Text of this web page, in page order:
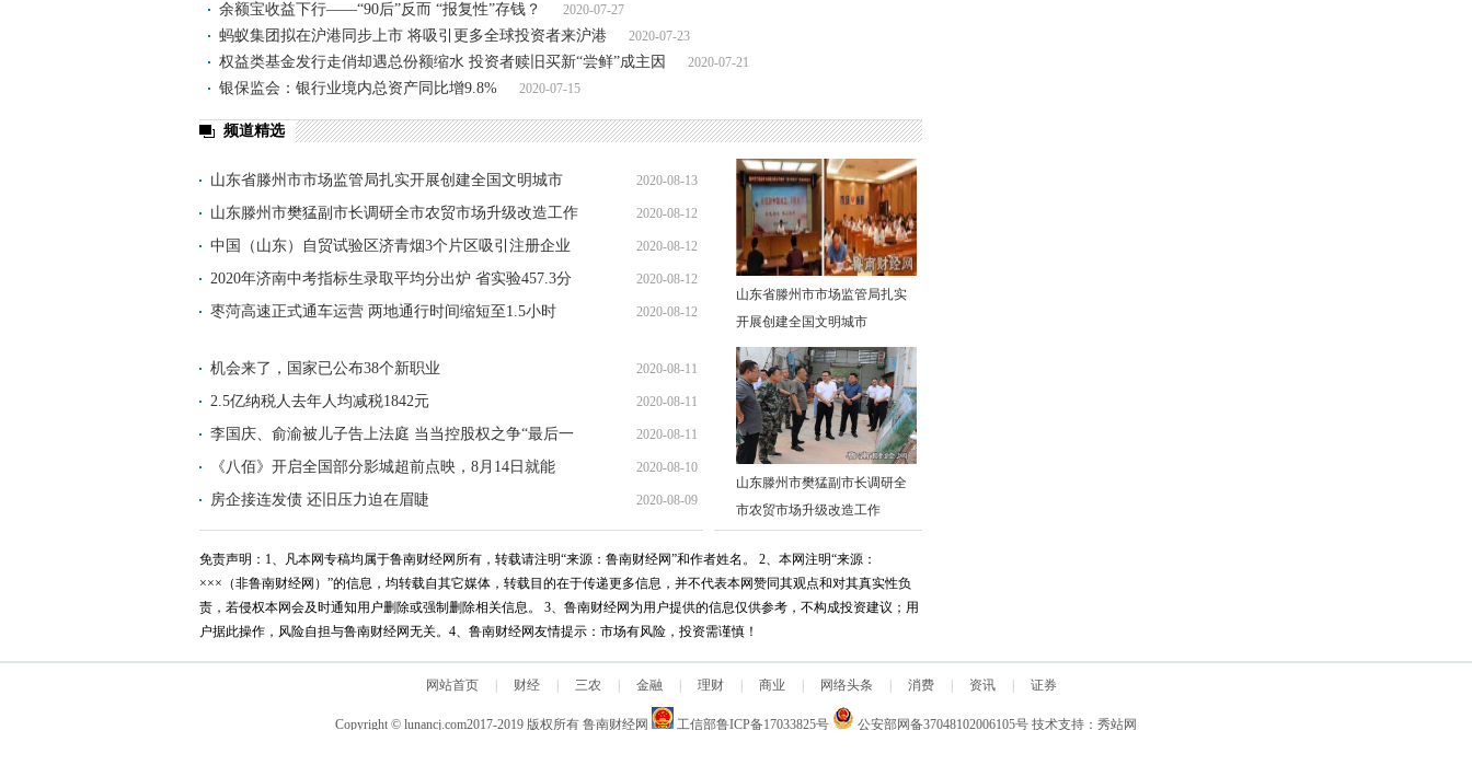
余额宝收益下行——“90后”反而 “报复性”存钱？ 2020-07-27
蚂蚁集团拟在沪港同步上市 将吸引更多全球投资者来沪港 2020-07-23
权益类基金发行走俏却遇总份额缩水 投资者赎旧买新“尝鲜”成主因 2020-07-21
银保监会：银行业境内总资产同比增9.8% 2020-07-15
频道精选
山东省滕州市市场监管局扎实开展创建全国文明城市 2020-08-13
09:06:24
山东滕州市樊猛副市长调研全市农贸市场升级改造工作 2020-08-12
10:29:20
中国（山东）自贸试验区济青烟3个片区吸引注册企业
2.2
2020-08-12
10:22:01
2020年济南中考指标生录取平均分出炉 省实验457.3分 2020-08-12
10:15:52
枣菏高速正式通车运营 两地通行时间缩短至1.5小时 2020-08-12
机会来了，国家已公布38个新职业 2020-08-11
10:01:33
2.5亿纳税人去年人均减税1842元 2020-08-11
09:48:15
李国庆、俞渝被儿子告上法庭 当当控股权之争“最后一 2020-08-11
09:45:45
《八佰》开启全国部分影城超前点映，8月14日就能
看！
2020-08-10
09:08:55
房企接连发债 还旧压力迫在眉睫 2020-08-09
09:40:26
山东省滕州市市场监管局扎实
开展创建全国文明城市
山东滕州市樊猛副市长调研全
市农贸市场升级改造工作
免责声明：1、凡本网专稿均属于鲁南财经网所有，转载请注明“来源：鲁南财经网”和作者姓名。 2、本网注明“来源：
×××（非鲁南财经网）”的信息，均转载自其它媒体，转载目的在于传递更多信息，并不代表本网赞同其观点和对其真实性负
责，若侵权本网会及时通知用户删除或强制删除相关信息。 3、鲁南财经网为用户提供的信息仅供参考，不构成投资建议；用
户据此操作，风险自担与鲁南财经网无关。4、鲁南财经网友情提示：市场有风险，投资需谨慎！
网站首页 财经 三农 金融 理财 商业 网络头条 消费 资讯 证券
Copyright © lunancj.com2017-2019 版权所有 鲁南财经网 工信部鲁ICP备17033825号 公安部网备37048102006105号 技术支持： 秀站网